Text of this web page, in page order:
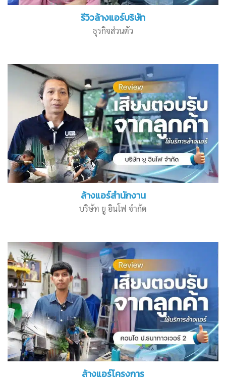
รีวิวล้างแอร์บริษัท
ธุรกิจส่วนตัว
ล้างแอร์สำนักงาน
บริษัท ยู อินโฟ จำกัด
ล้างแอร์โครงการ